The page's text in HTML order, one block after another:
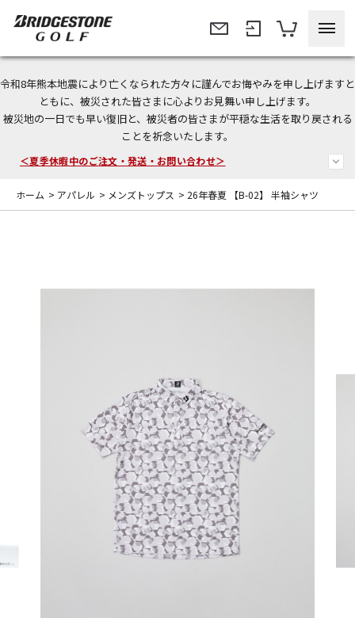
令和8年熊本地震により亡くなられた方々に謹んでお悔やみを申し上げますと
ともに、被災された皆さまに心よりお見舞い申し上げます。
被災地の一日でも早い復旧と、被災者の皆さまが平穏な生活を取り戻される
ことを祈念いたします。
今なら新規会員登録で1,000円OFFクーポンプレゼント！
＜商品配送に関するお知らせ＞
＜夏季休暇中のご注文・発送・お問い合わせ＞
ホーム > アパレル > メンズトップス > 26年春夏 【B-02】 半袖シャツ